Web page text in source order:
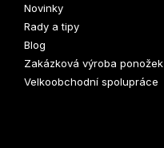
Novinky
Rady a tipy
Blog
Zakázková výroba ponožek
Velkoobchodní spolupráce